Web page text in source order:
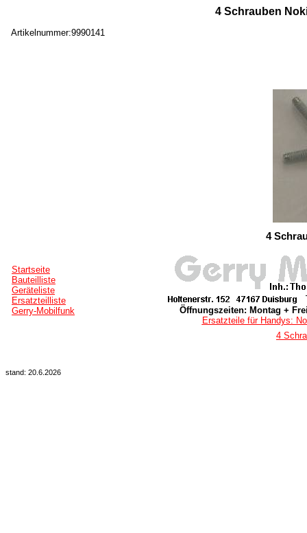
4 Schrauben
Artikelnummer:9990141
4
Startseite
Bauteilliste
Geräteliste
Ersatzteilliste
Gerry-Mobilfunk
Öffnungszeiten: Montag +
Ersatzteile für Handys:
4
stand: 20.6.2026